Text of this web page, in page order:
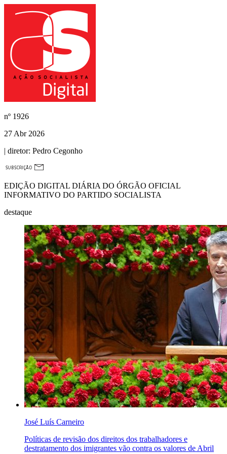
nº 1926
27 Abr 2026
| diretor: Pedro Cegonho
EDIÇÃO DIGITAL DIÁRIA DO ÓRGÃO OFICIAL
INFORMATIVO DO PARTIDO SOCIALISTA
destaque
José Luís Carneiro
Políticas de revisão dos direitos dos trabalhadores e
destratamento dos imigrantes vão contra os valores de Abril